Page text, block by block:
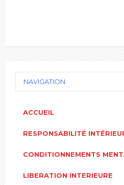
NAVIGATION
ACCUEIL
RESPONSABILITÉ
CONDITIONNEMENTS
LIBERATION INTERIEURE